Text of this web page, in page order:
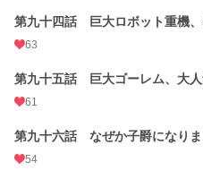
第九十四話 巨大ロボット重機
63
第九十五話 巨大ゴーレム、大人
61
第九十六話 なぜか子爵になり
54